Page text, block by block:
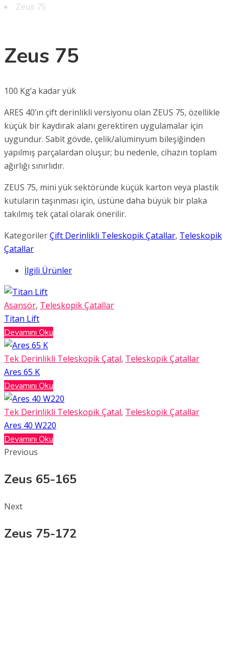
Zeus 75
Zeus 75
100 Kg’a kadar yük
ARES 40’ın çift derinlikli versiyonu olan ZEUS 75, özellikle
küçük bir kaydırak alanı gerektiren uygulamalar için
uygundur. Sabit gövde, çelik/alüminyum bileşiğinden
yapılmış parçalardan oluşur; bu nedenle, cihazın toplam
ağırlığı sınırlıdır.
ZEUS 75, mini yük sektöründe küçük karton veya plastik
kutuların taşınması için, üstüne daha büyük bir plaka
takılmış tek çatal olarak önerilir.
KategorilerÇift Derinlikli Teleskopik Çatallar, Teleskopik
Çatallar
İlgili Ürünler
Asansör, Teleskopik Çatallar
Titan Lift
Devamını Oku
Tek Derinlikli Teleskopik Çatal, Teleskopik Çatallar
Ares 65 K
Devamını Oku
Tek Derinlikli Teleskopik Çatal, Teleskopik Çatallar
Ares 40 W220
Devamını Oku
Previous
Zeus 65-165
Next
Zeus 75-172